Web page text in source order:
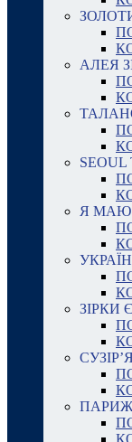
АЛЕЯ
Я МАЮ
ЗІРКИ